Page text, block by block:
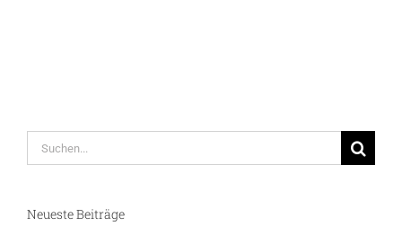
Suche
nach:
Neueste Beiträge